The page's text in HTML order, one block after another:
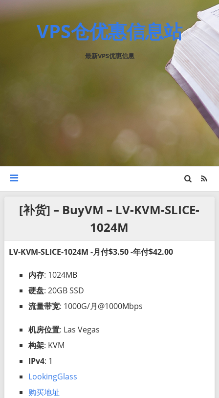
VPS仓优惠信息站
最新VPS优惠信息
[补货] – BuyVM – LV-KVM-SLICE-
1024M
LV-KVM-SLICE-1024M -月付$3.50 -年付$42.00
内存: 1024MB
硬盘: 20GB SSD
流量带宽: 1000G/月@1000Mbps
机房位置: Las Vegas
构架: KVM
IPv4: 1
LookingGlass
购买地址